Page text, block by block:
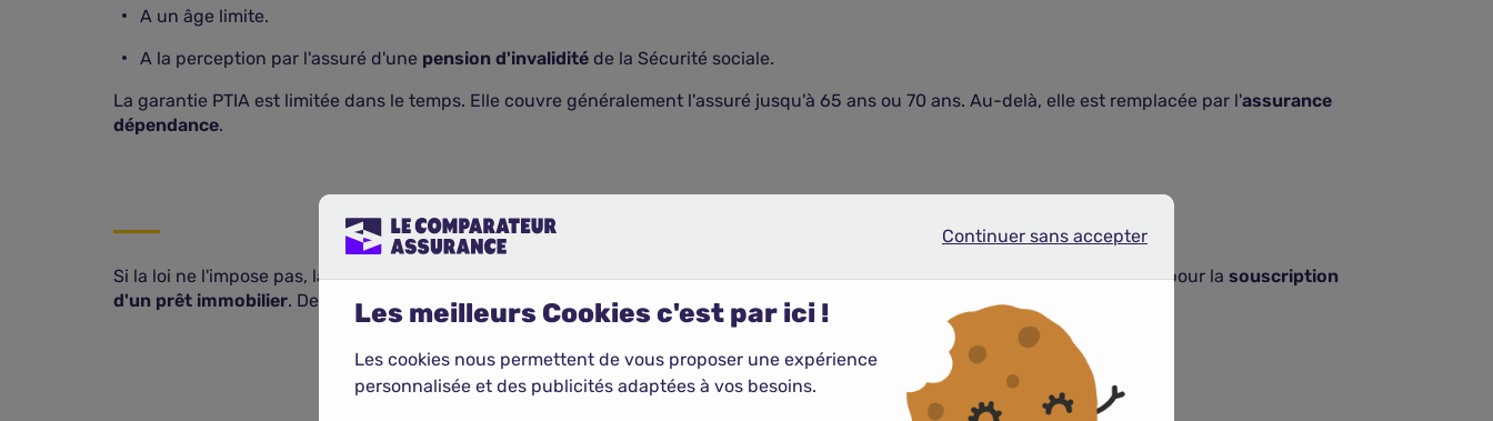
A un âge limite.
A la perception par l'assuré d'une pension d'invalidité de la Sécurité sociale.
La garantie PTIA est limitée dans le temps. Elle couvre généralement l'assuré jusqu'à 65 ans ou 70 ans. Au-delà, elle est remplacée par l'assurance
dépendance.
Si la loi ne l'impose pas, la garantie PTIA, comme la garantie décès (DC), est exigée par les banques et les organismes de crédit pour la souscription
d'un prêt immobilier. De fait, avec la garantie DC, la garantie PTIA figure dans tous les contrats d' assurance emprunteur
COMPARER LES ASSURANCES EMPRUNTEUR
Continuer sans accepter
Les meilleurs Cookies c'est par ici !
Les cookies nous permettent de vous proposer une expérience
personnalisée et des publicités adaptées à vos besoins.
Continuer sans accepter